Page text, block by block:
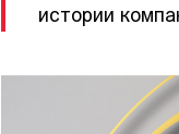
истории